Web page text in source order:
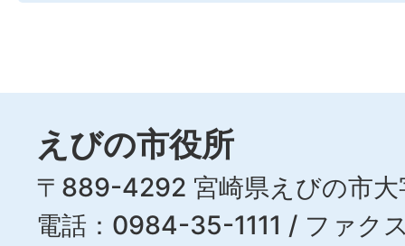
えびの市役所
〒889-4292 宮崎県えびの市大
電話：0984-35-1111 / ファ